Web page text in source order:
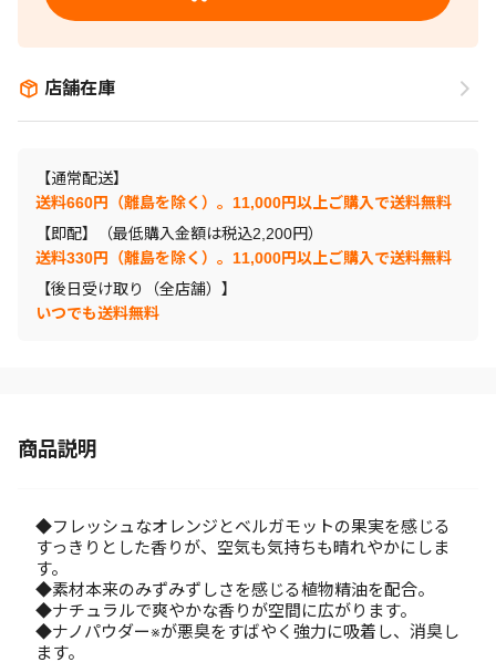
店舗在庫
【通常配送】
送料660円（離島を除く）。11,000円以上ご購入で送料無料
【即配】（最低購入金額は税込2,200円）
送料330円（離島を除く）。11,000円以上ご購入で送料無料
【後日受け取り（全店舗）】
いつでも送料無料
商品説明
◆フレッシュなオレンジとベルガモットの果実を感じる
すっきりとした香りが、空気も気持ちも晴れやかにしま
す。
◆素材本来のみずみずしさを感じる植物精油を配合。
◆ナチュラルで爽やかな香りが空間に広がります。
◆ナノパウダー※が悪臭をすばやく強力に吸着し、消臭し
ます。